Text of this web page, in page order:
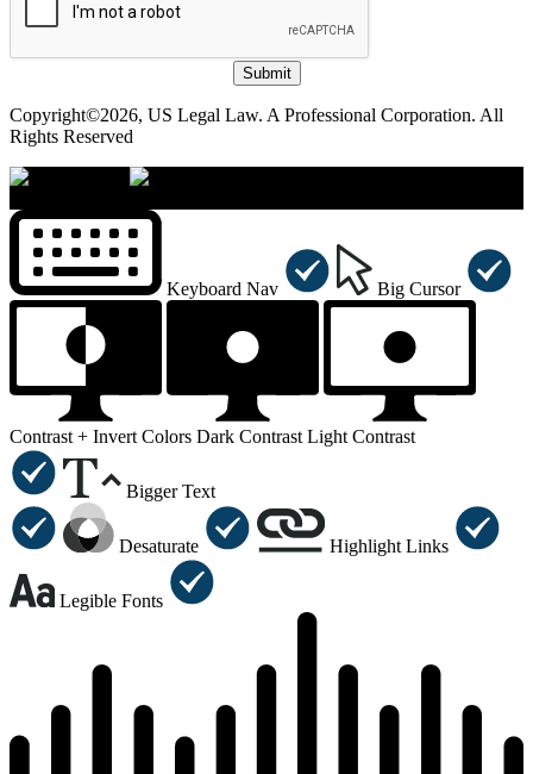
Submit
Copyright©2026, US Legal Law. A Professional Corporation. All
Rights Reserved
Keyboard Nav Big Cursor
Contrast + Invert Colors Dark Contrast Light Contrast
Bigger Text
Desaturate Highlight Links
Legible Fonts